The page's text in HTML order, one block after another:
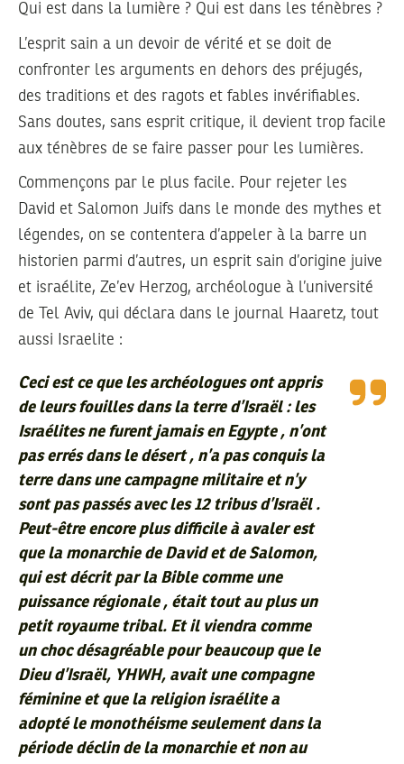
Qui est dans la lumière ? Qui est dans les ténèbres ?
L’esprit sain a un devoir de vérité et se doit de
confronter les arguments en dehors des préjugés,
des traditions et des ragots et fables invérifiables.
Sans doutes, sans esprit critique, il devient trop facile
aux ténèbres de se faire passer pour les lumières.
Commençons par le plus facile. Pour rejeter les
David et Salomon Juifs dans le monde des mythes et
légendes, on se contentera d’appeler à la barre un
historien parmi d’autres, un esprit sain d’origine juive
et israélite, Ze’ev Herzog, archéologue à l’université
de Tel Aviv, qui déclara dans le journal Haaretz, tout
aussi Israelite :
Ceci est ce que les archéologues ont appris
de leurs fouilles dans la terre d’Israël : les
Israélites ne furent jamais en Egypte , n’ont
pas errés dans le désert , n’a pas conquis la
terre dans une campagne militaire et n’y
sont pas passés avec les 12 tribus d’Israël .
Peut-être encore plus difficile à avaler est
que la monarchie de David et de Salomon,
qui est décrit par la Bible comme une
puissance régionale , était tout au plus un
petit royaume tribal. Et il viendra comme
un choc désagréable pour beaucoup que le
Dieu d’Israël, YHWH, avait une compagne
féminine et que la religion israélite a
adopté le monothéisme seulement dans la
période déclin de la monarchie et non au